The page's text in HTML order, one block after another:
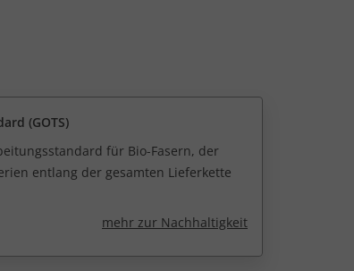
(GOTS)
für Bio-Fasern, der
entlang der gesamten Lieferkette
mehr zur Nachhaltigkeit